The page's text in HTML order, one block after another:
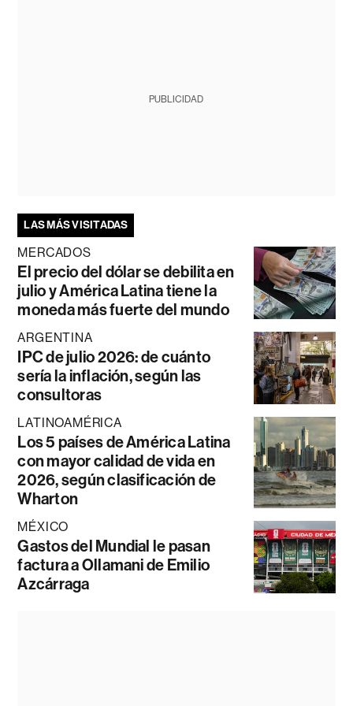
PUBLICIDAD
LAS MÁS VISITADAS
MERCADOS
El precio del dólar se debilita en
julio y América Latina tiene la
moneda más fuerte del mundo
ARGENTINA
IPC de julio 2026: de cuánto
sería la inflación, según las
consultoras
LATINOAMÉRICA
Los 5 países de América Latina
con mayor calidad de vida en
2026, según clasificación de
Wharton
MÉXICO
Gastos del Mundial le pasan
factura a Ollamani de Emilio
Azcárraga